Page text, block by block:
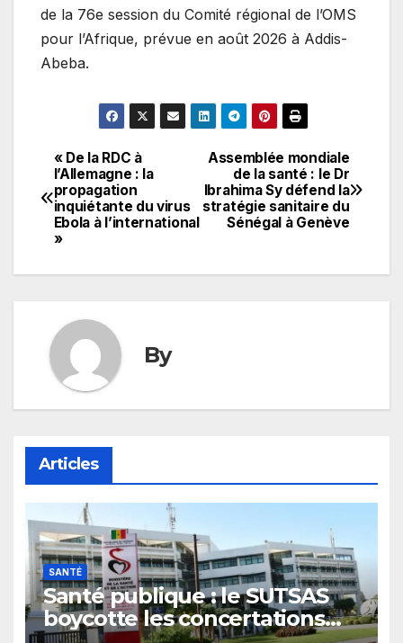
de la 76e session du Comité régional de l’OMS
pour l’Afrique, prévue en août 2026 à Addis-
Abeba.
Navigation
de
l’article
Assemblée mondiale
de la santé : le Dr
Ibrahima Sy défend la
stratégie sanitaire du
Sénégal à Genève
« De la RDC à
l’Allemagne : la
propagation
inquiétante du virus
Ebola à l’international
»
By
Articles
SANTÉ
Santé publique : le SUTSAS
boycotte les concertations